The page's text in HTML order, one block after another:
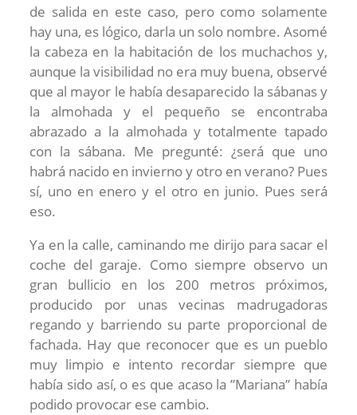
de salida en este caso, pero como solamente
hay una, es lógico, darla un solo nombre. Asomé
la cabeza en la habitación de los muchachos y,
aunque la visibilidad no era muy buena, observé
que al mayor le había desaparecido la sábanas y
la almohada y el pequeño se encontraba
abrazado a la almohada y totalmente tapado
con la sábana. Me pregunté: ¿será que uno
habrá nacido en invierno y otro en verano? Pues
sí, uno en enero y el otro en junio. Pues será
eso.
Ya en la calle, caminando me dirijo para sacar el
coche del garaje. Como siempre observo un
gran bullicio en los 200 metros próximos,
producido por unas vecinas madrugadoras
regando y barriendo su parte proporcional de
fachada. Hay que reconocer que es un pueblo
muy limpio e intento recordar siempre que
había sido así, o es que acaso la ”Mariana” había
podido provocar ese cambio.